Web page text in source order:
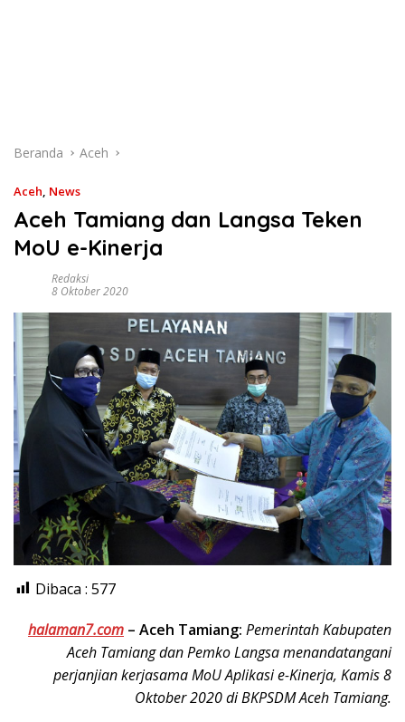
Beranda Aceh
Aceh, News
Aceh Tamiang dan Langsa Teken
MoU e-Kinerja
Redaksi
8 Oktober 2020
Dibaca : 577
halaman7.com – Aceh Tamiang: Pemerintah Kabupaten
Aceh Tamiang dan Pemko Langsa menandatangani
perjanjian kerjasama MoU Aplikasi e-Kinerja, Kamis 8
Oktober 2020 di BKPSDM Aceh Tamiang.